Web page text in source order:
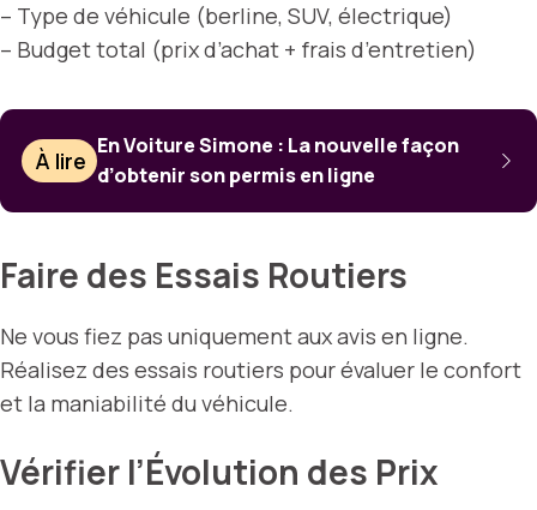
– Type de véhicule (berline, SUV, électrique)
– Budget total (prix d’achat + frais d’entretien)
À lire
En Voiture Simone : La nouvelle façon
d’obtenir son permis en ligne
Faire des Essais Routiers
Ne vous fiez pas uniquement aux avis en ligne.
Réalisez des essais routiers pour évaluer le confort
et la maniabilité du véhicule.
Vérifier l’Évolution des Prix